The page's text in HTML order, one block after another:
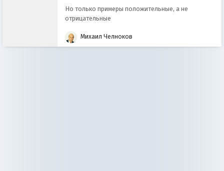
Но только примеры положительные, а не
отрицательные
Михаил Челноков